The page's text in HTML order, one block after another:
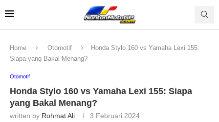
Home Otomotif
Honda Stylo 160 vs Yamaha Lexi 155:
Siapa yang Bakal Menang?
Otomotif
Honda Stylo 160 vs Yamaha Lexi 155: Siapa
yang Bakal Menang?
written by Rohmat Ali 3 Februari 2024